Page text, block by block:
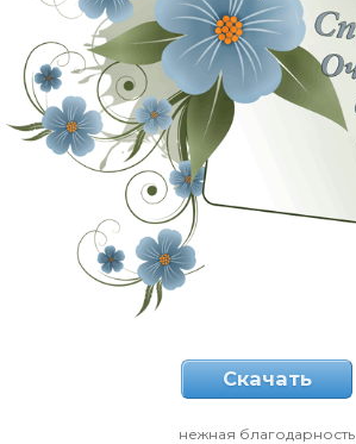
Скачать
нежная благодарность